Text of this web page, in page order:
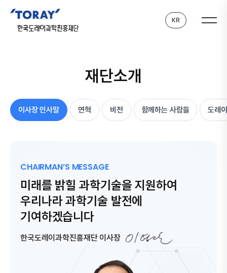
KR
재단소개
이사장 인사말 연혁 비전 함께하는 사람들 도레
CHAIRMAN’S MESSAGE
미래를 밝힐 과학기술을 지원하여
우리나라 과학기술 발전에
기여하겠습니다
한국도레이과학진흥재단 이사장